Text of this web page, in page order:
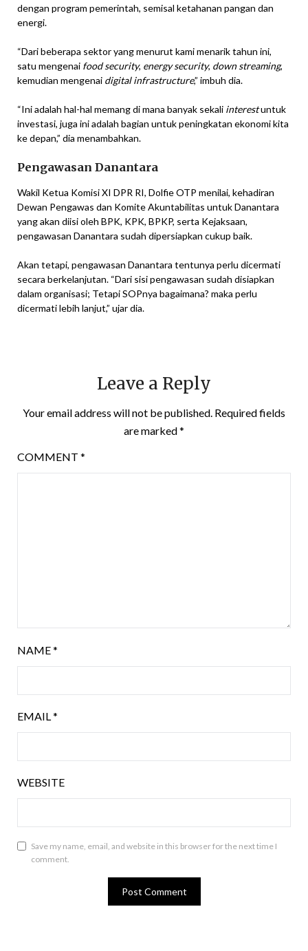
dengan program pemerintah, semisal ketahanan pangan dan
energi.
“Dari beberapa sektor yang menurut kami menarik tahun ini,
satu mengenai food security, energy security, down streaming,
kemudian mengenai digital infrastructure,” imbuh dia.
“Ini adalah hal-hal memang di mana banyak sekali interestuntuk
investasi, juga ini adalah bagian untuk peningkatan ekonomi kita
ke depan,” dia menambahkan.
Pengawasan Danantara
Wakil Ketua Komisi XI DPR RI, Dolfie OTP menilai, kehadiran
Dewan Pengawas dan Komite Akuntabilitas untuk Danantara
yang akan diisi oleh BPK, KPK, BPKP, serta Kejaksaan,
pengawasan Danantara sudah dipersiapkan cukup baik.
Akan tetapi, pengawasan Danantara tentunya perlu dicermati
secara berkelanjutan. “Dari sisi pengawasan sudah disiapkan
dalam organisasi; Tetapi SOPnya bagaimana? maka perlu
dicermati lebih lanjut,” ujar dia.
Leave a Reply
Your email address will not be published. Required fields
are marked*
COMMENT *
NAME*
EMAIL *
WEBSITE
Save my name, email, and website in this browser for the next time I
comment.